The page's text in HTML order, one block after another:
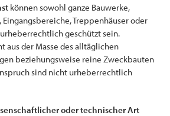
können sowohl ganze Bauwerke,
Eingangsbereiche, Treppenhäuser oder
geschützt sein.
aus der Masse des alltäglichen
beziehungsweise reine Zweckbauten
sind nicht urheberrechtlich
oder technischer Art